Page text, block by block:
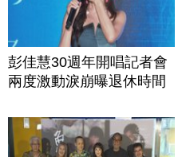
彭佳慧30週年開唱記者會
兩度激動淚崩曝退休時間